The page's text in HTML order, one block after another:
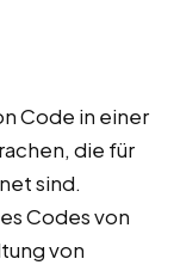
Code in einer
die für
sind.
Codes von
von